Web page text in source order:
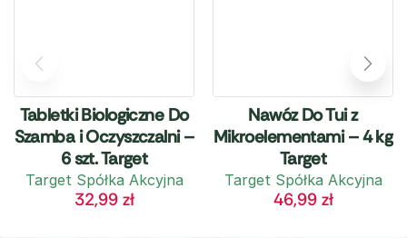
Tabletki Biologiczne Do
Szamba i Oczyszczalni –
6 szt. Target
Target Spółka Akcyjna
32,99 zł
Nawóz Do Tui z
Mikroelementami – 4 kg
Target
Target Spółka Akcyjna
46,99 zł